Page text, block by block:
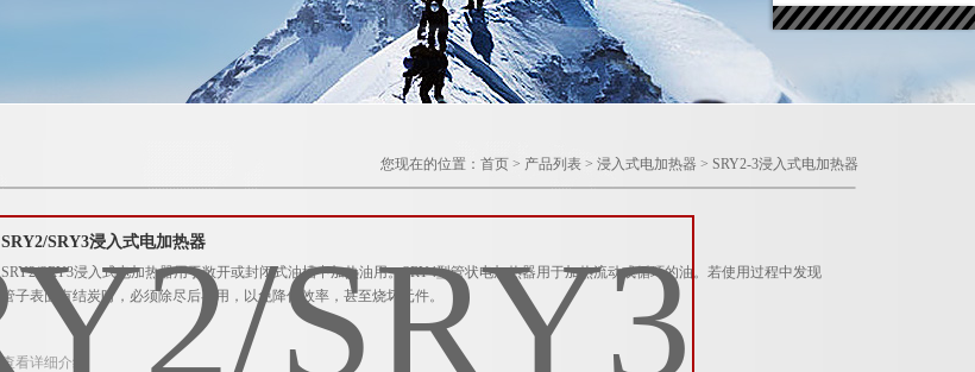
您现在的位置： 首页 > 产品列表 > 浸入式电加热器 > SRY2-3浸入式电加热器
SRY2/SRY3浸入式电加热器
SRY2/SRY3浸入式电加热器用于敞开或封闭式油槽中加热油用。SRY4型管状电加热器用于加热流动或循环的油。若使用过程中发现
管子表面有结炭时，必须除尽后再用，以免降低效率，甚至烧坏元件。
查看详细介绍